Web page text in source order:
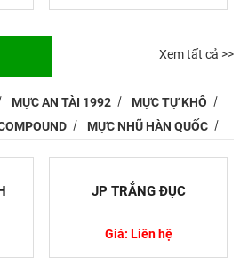
MỰC AN TÀI 1992
MỰC TỰ KHÔ
MỰC NHŨ HÀN QUỐC
Xem tất cả >>
JP TRẮNG ĐỤC
Giá: Liên hệ
được sử dụng rộng rãi trong nhiều
Của Máy So Màu
Máy so màu là một giải pháp quan
trộn màu sắc trong sản xuất. Màu
sắc không chỉ ảnh hưởng...
Nguyên Tắc Sử Dụng Thuốc,
Hóa Chất Trong Nuôi Trồng